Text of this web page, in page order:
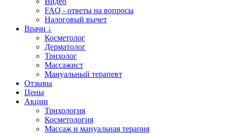
FAQ - ответы на вопросы
Налоговый вычет
Врачи ↓
Косметолог
Дерматолог
Трихолог
Массажист
Мануальный терапевт
Отзывы
Цены
Акции
Трихология
Косметология
Массаж и мануальная терапия